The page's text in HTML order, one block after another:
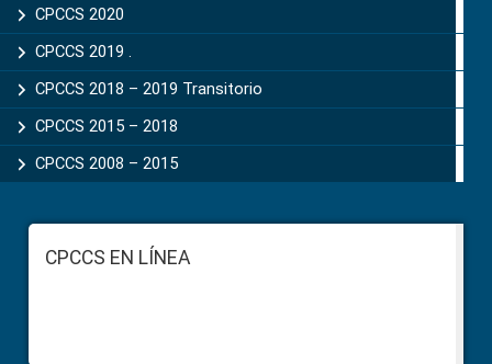
CPCCS 2020
CPCCS 2019 .
CPCCS 2018 – 2019 Transitorio
CPCCS 2015 – 2018
CPCCS 2008 – 2015
FooterCPCCS EN LÍNEA